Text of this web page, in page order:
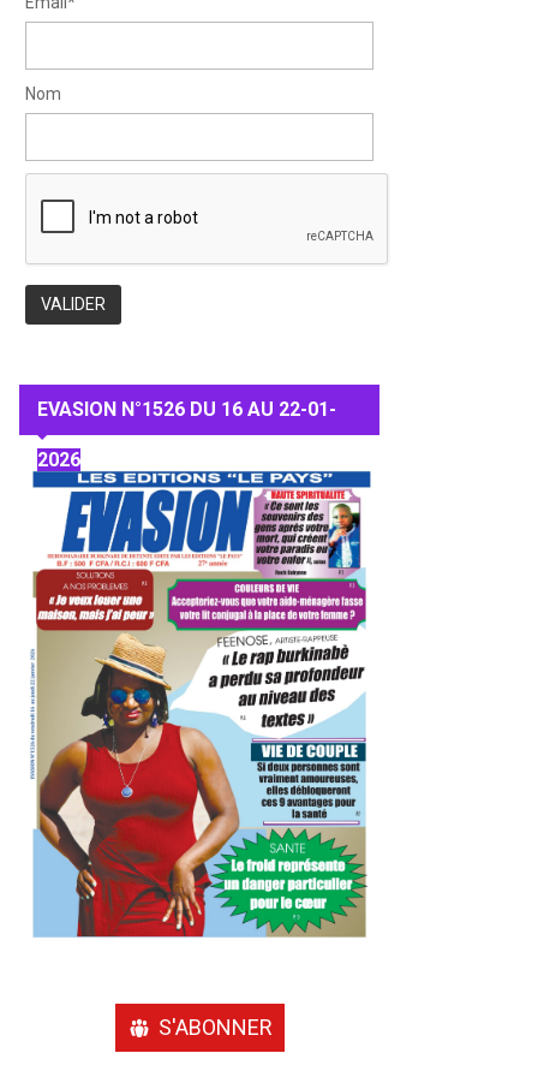
Nom
EVASION N°1526 DU 16 AU 22-01-
2026
S'ABONNER